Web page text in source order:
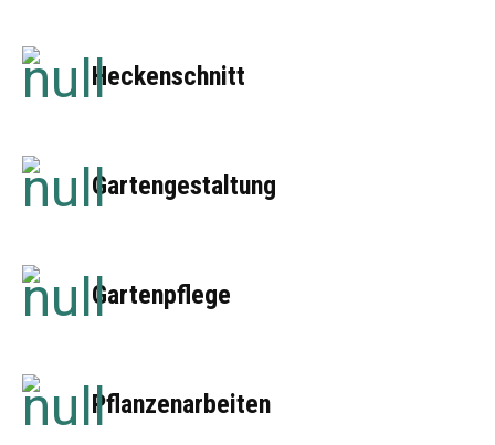
Heckenschnitt
Gartengestaltung
Gartenpflege
Pflanzenarbeiten